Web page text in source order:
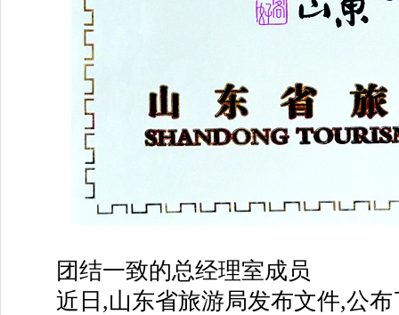
团结一致的总经理室成员
近日,山东省旅游局发布文件,公布